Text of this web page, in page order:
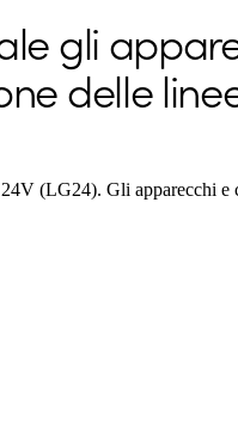
gli
delle
(LG24). Gli